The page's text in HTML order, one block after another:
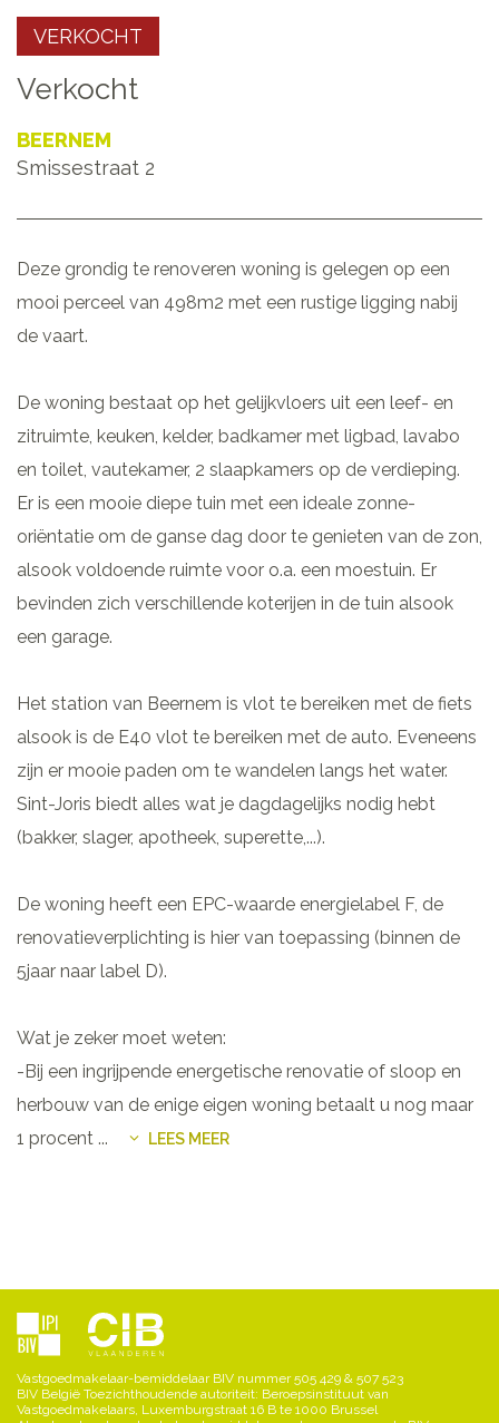
VERKOCHT
Verkocht
BEERNEM
Smissestraat 2
Deze grondig te renoveren woning is gelegen op een
mooi perceel van 498m2 met een rustige ligging nabij
de vaart.
De woning bestaat op het gelijkvloers uit een leef- en
zitruimte, keuken, kelder, badkamer met ligbad, lavabo
en toilet, vautekamer, 2 slaapkamers op de verdieping.
Er is een mooie diepe tuin met een ideale zonne-
oriëntatie om de ganse dag door te genieten van de zon,
alsook voldoende ruimte voor o.a. een moestuin. Er
bevinden zich verschillende koterijen in de tuin alsook
een garage.
Het station van Beernem is vlot te bereiken met de fiets
alsook is de E40 vlot te bereiken met de auto. Eveneens
zijn er mooie paden om te wandelen langs het water.
Sint-Joris biedt alles wat je dagdagelijks nodig hebt
(bakker, slager, apotheek, superette,...).
De woning heeft een EPC-waarde energielabel F, de
renovatieverplichting is hier van toepassing (binnen de
5jaar naar label D).
Wat je zeker moet weten:
-Bij een ingrijpende energetische renovatie of sloop en
herbouw van de enige eigen woning betaalt u nog maar
1 procent ... LEES MEER
Vastgoedmakelaar-bemiddelaar BIV nummer 505 429 & 507 523
BIV België Toezichthoudende autoriteit: Beroepsinstituut van
Vastgoedmakelaars, Luxemburgstraat 16 B te 1000 Brussel